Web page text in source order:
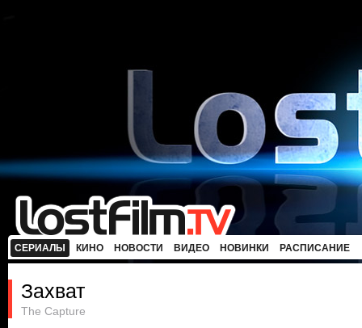
СЕРИАЛЫ КИНО НОВОСТИ ВИДЕО НОВИНКИ РАСПИСАНИЕ
Захват
The Capture